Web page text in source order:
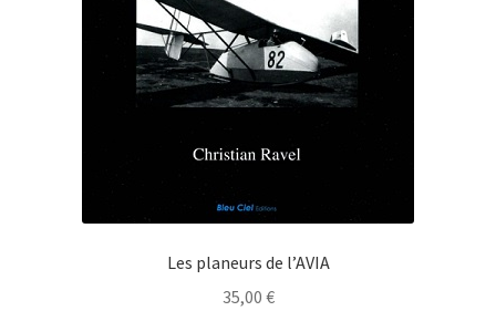
Les planeurs de l’AVIA
35,00 €